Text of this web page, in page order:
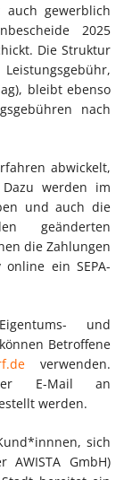
gewerblich
2025
Die Struktur
bleibt ebenso
nach
abwickelt,
werden im
und auch die
geänderten
die Zahlungen
ein SEPA-
und
Betroffene
verwenden.
E-Mail an
werden.
sich
AWISTA GmbH)